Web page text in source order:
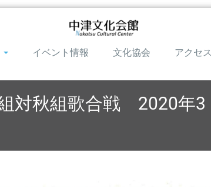
イベント情報 文化協会 アクセス
対秋組歌合戦 2020年3